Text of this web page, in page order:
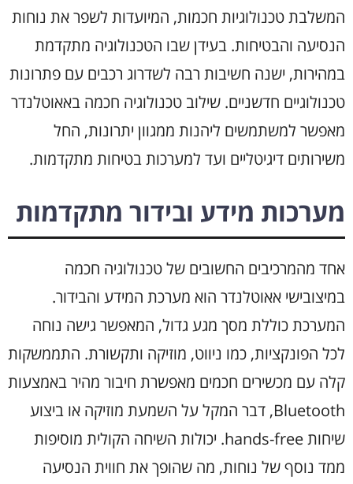
המשלבת טכנולוגיות חכמות, המיועדות לשפר את נוחות
הנסיעה והבטיחות. בעידן שבו הטכנולוגיה מתקדמת
במהירות, ישנה חשיבות רבה לשדרוג רכבים עם פתרונות
טכנולוגיים חדשניים. שילוב טכנולוגיה חכמה באאוטלנדר
מאפשר למשתמשים ליהנות ממגוון יתרונות, החל
משירותים דיגיטליים ועד למערכות בטיחות מתקדמות.
מערכות מידע ובידור מתקדמות
אחד מהמרכיבים החשובים של טכנולוגיה חכמה
במיצובישי אאוטלנדר הוא מערכת המידע והבידור.
המערכת כוללת מסך מגע גדול, המאפשר גישה נוחה
לכל הפונקציות, כמו ניווט, מוזיקה ותקשורת. התממשקות
קלה עם מכשירים חכמים מאפשרת חיבור מהיר באמצעות
Bluetooth, דבר המקל על השמעת מוזיקה או ביצוע
שיחות hands-free. יכולות השיחה הקולית מוסיפות
ממד נוסף של נוחות, מה שהופך את חווית הנסיעה